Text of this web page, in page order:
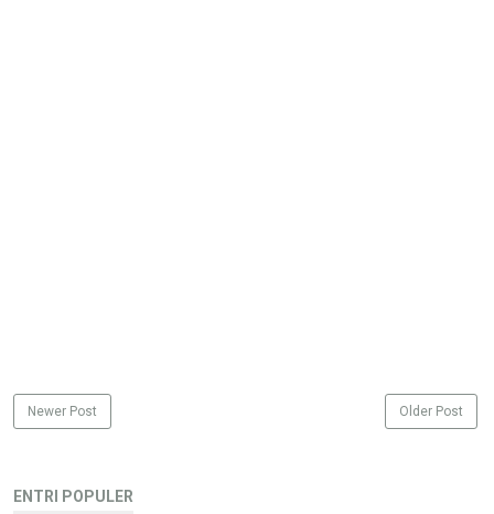
Newer Post Older Post
ENTRI POPULER